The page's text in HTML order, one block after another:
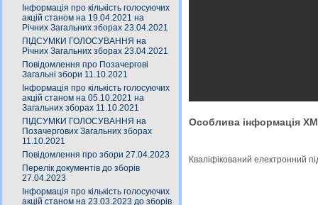
Інформація про кількість голосуючих
акцій станом на 19.04.2021 на
Річних Загальних зборах 23.04.2021
ПІДСУМКИ ГОЛОСУВАННЯ на
Річних Загальних зборах 23.04.2021
Повідомлення про Позачергові
Загальні збори 11.10.2021
Інформація про кількість голосуючих
акцій станом на 05.10.2021 на
Загальних зборах 11.10.2021
ПІДСУМКИ ГОЛОСУВАННЯ на
Позачергових Загальних зборах
11.10.2021
Повідомлення про збори 27.04.2023
Перелік документів до зборів
27.04.2023
Інформація про кількість голосуючих
акцій станом на 23.03.2023 до зборів
Особлива інформація
Кваліфікований електронний